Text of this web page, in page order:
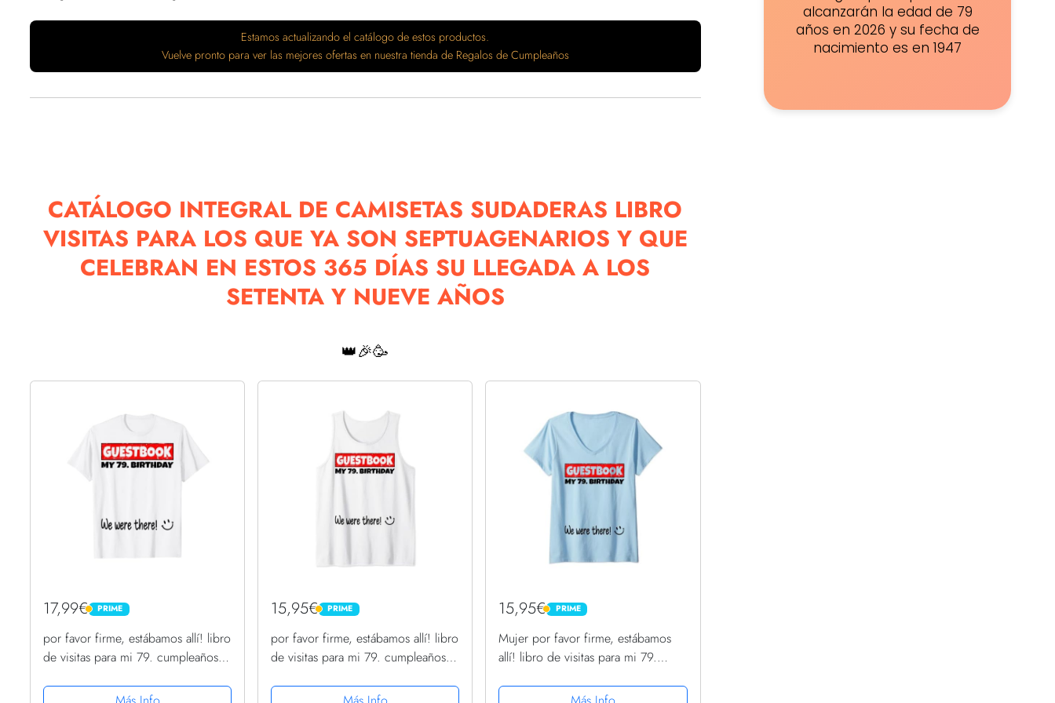
Estamos actualizando el catálogo de estos productos.
Vuelve pronto para ver las mejores ofertas en nuestra tienda de Regalos de Cumpleaños
CATÁLOGO INTEGRAL DE CAMISETAS SUDADERAS LIBRO
VISITAS PARA LOS QUE YA SON SEPTUAGENARIOS Y QUE
CELEBRAN EN ESTOS 365 DÍAS SU LLEGADA A LOS
SETENTA Y NUEVE AÑOS
👑🎉🥳
17,99€ PRIME
PRIME
por favor firme, estábamos allí! libro
de visitas para mi 79. cumpleaños
15,95€ PRIME
PRIME
por favor firme, estábamos allí! libro
de visitas para mi 79. cumpleaños
15,95€ PRIME
PRIME
Mujer por favor firme, estábamos
allí! libro de visitas para mi 79.
alcanzarán la edad de 79
años en 2026 y su fecha de
nacimiento es en 1947